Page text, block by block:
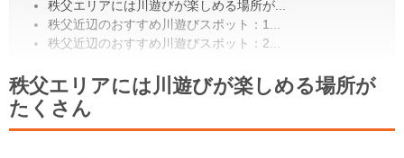
秩父エリアには川遊びが楽しめる場所が...
秩父近辺のおすすめ川遊びスポット：1...
秩父近辺のおすすめ川遊びスポット：2...
秩父エリアには川遊びが楽しめる場所が
たくさん